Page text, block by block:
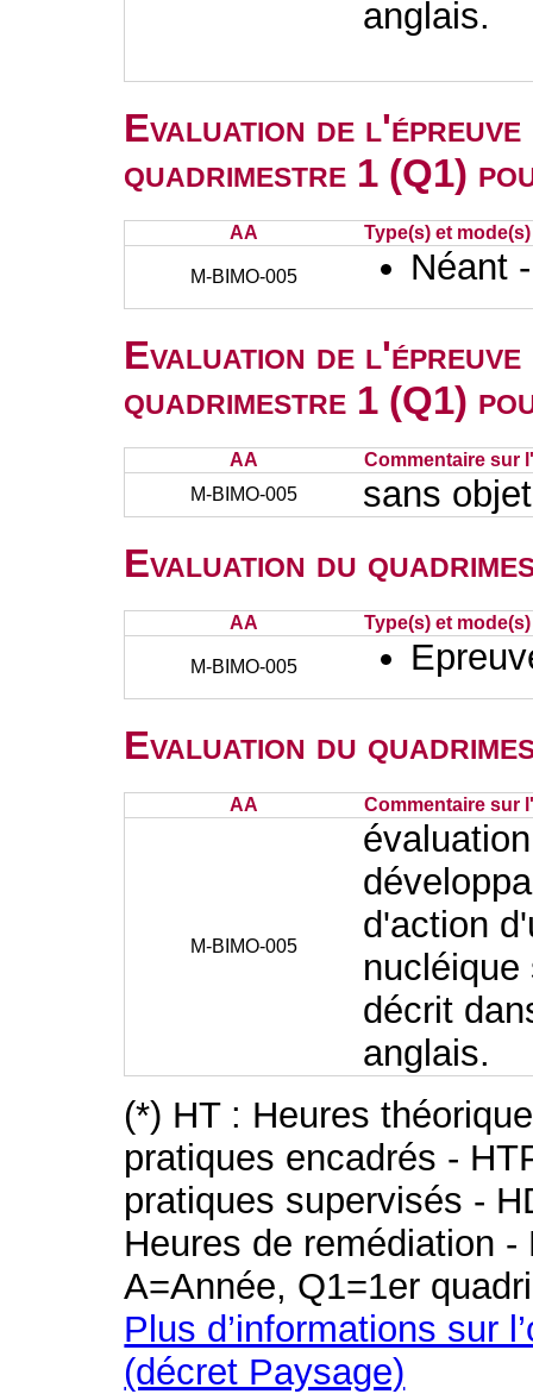
anglais.
Evaluation de
quadrimestre 1 (Q1)
AA Type(s) et
M-BIMO-005 Néant
Evaluation de
quadrimestre 1 (Q1)
AA
Commentaire sur
M-BIMO-005
sans objet
Evaluation du
AA Type(s) et
M-BIMO-005
Evaluation du
AA Commentaire sur
M-BIMO-005
d'action
décrit
anglais.
(*) HT : Heures
pratiques encadrés -
pratiques supervisés -
Heures de remédiation
A=Année, Q1=1er
Plus d’informations sur
(décret Paysage)